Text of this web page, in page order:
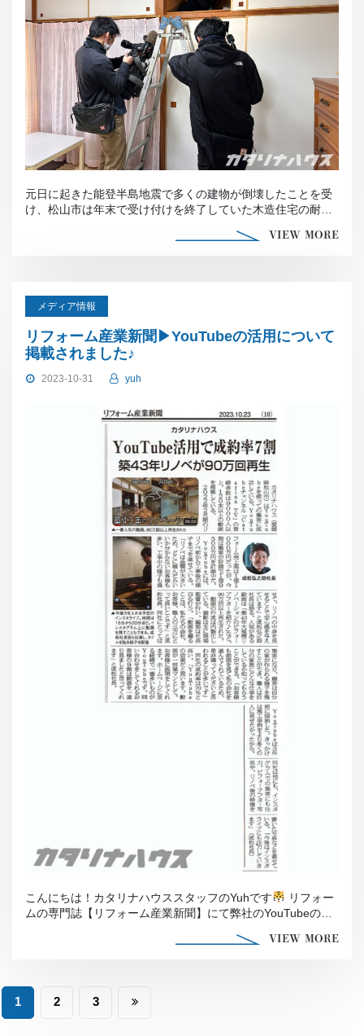
元日に起きた能登半島地震で多くの建物が倒壊したことを受
け、松山市は年末で受け付けを終了していた木造住宅の耐震
VIEW MORE
メディア情報
リフォーム産業新聞▶YouTubeの活用について
掲載されました♪
2023-10-31 yuh
こんにちは！カタリナハウススタッフのYuhです
リフォー
ムの専門誌【リフォーム産業新聞】にて弊社のYouTubeの
VIEW MORE
投
稿
1 2 3